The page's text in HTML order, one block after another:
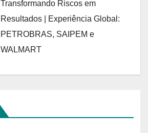
Transformando Riscos em
Resultados | Experiência Global:
PETROBRAS, SAIPEM e
WALMART